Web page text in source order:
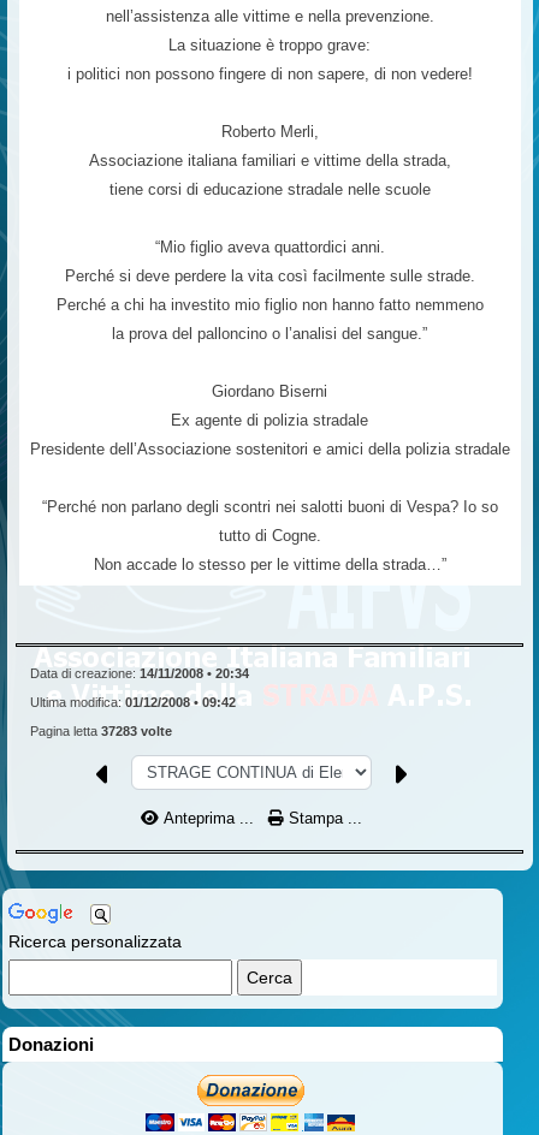
Ricerca personalizzata
Donazioni
nell’assistenza alle vittime e nella prevenzione.
La situazione è troppo grave:
i politici non possono fingere di non sapere, di non vedere!
Roberto Merli,
Associazione italiana familiari e vittime della strada,
tiene corsi di educazione stradale nelle scuole
“Mio figlio aveva quattordici anni.
Perché si deve perdere la vita così facilmente sulle strade.
Perché a chi ha investito mio figlio non hanno fatto nemmeno
la prova del palloncino o l’analisi del sangue.”
Giordano Biserni
Ex agente di polizia stradale
Presidente dell’Associazione sostenitori e amici della polizia stradale
“Perché non parlano degli scontri nei salotti buoni di Vespa? Io so
tutto di Cogne.
Non accade lo stesso per le vittime della strada…”
Data di creazione: 14/11/2008 • 20:34
Ultima modifica:01/12/2008 • 09:42
Pagina letta 37283 volte
Anteprima ... Stampa ...